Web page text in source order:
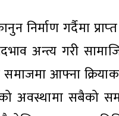
गर्दैमा
अन्त्य गरी
आफ्ना
अवस्थामा सबैको